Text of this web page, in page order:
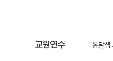
교원연수 옹달샘